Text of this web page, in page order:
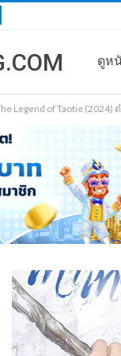
ดูห
Legend of Taotie (2024)